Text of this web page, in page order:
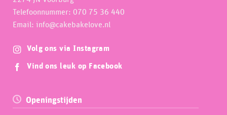
Telefoonnummer: 070 75 36 440
Email: info@cakebakelove.nl
Volg ons via Instagram
Vind ons leuk op Facebook
Openingstijden